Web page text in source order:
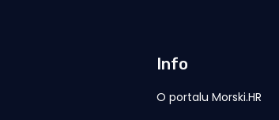
Info
O portalu Morski.HR